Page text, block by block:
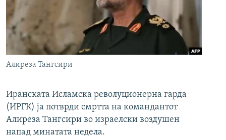
Алиреза Тангсири
Иранската Исламска револуционерна гарда
(ИРГК) ја потврди смртта на командантот
Алиреза Тангсири во израелски воздушен
напад минатата недела.